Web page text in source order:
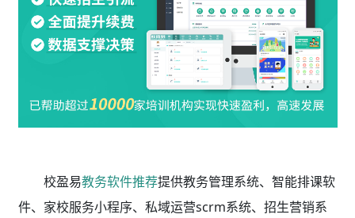
校盈易教务软件推荐提供教务管理系统、智能排课软
件、家校服务小程序、私域运营scrm系统、招生营销系